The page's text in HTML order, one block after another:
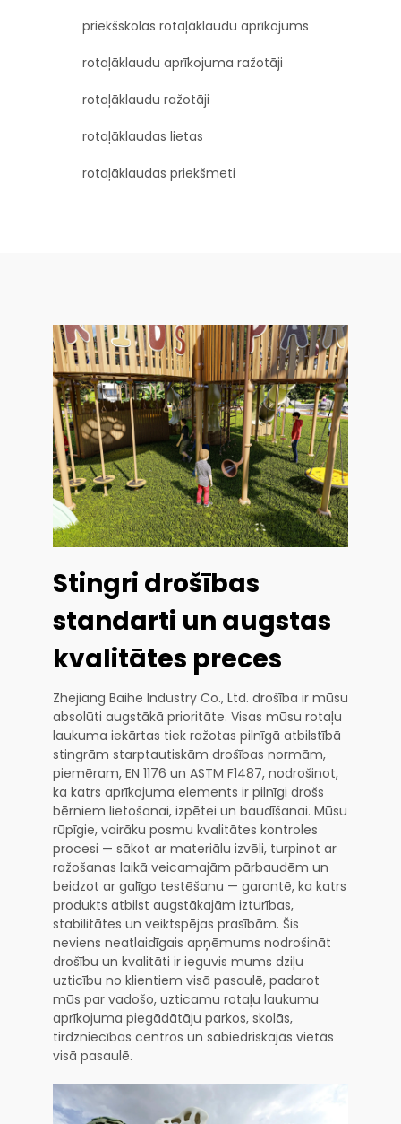
priekšskolas rotaļāklaudu aprīkojums
rotaļāklaudu aprīkojuma ražotāji
rotaļāklaudu ražotāji
rotaļāklaudas lietas
rotaļāklaudas priekšmeti
Stingri drošības
standarti un augstas
kvalitātes preces
Zhejiang Baihe Industry Co., Ltd. drošība ir mūsu
absolūti augstākā prioritāte. Visas mūsu rotaļu
laukuma iekārtas tiek ražotas pilnīgā atbilstībā
stingrām starptautiskām drošības normām,
piemēram, EN 1176 un ASTM F1487, nodrošinot,
ka katrs aprīkojuma elements ir pilnīgi drošs
bērniem lietošanai, izpētei un baudīšanai. Mūsu
rūpīgie, vairāku posmu kvalitātes kontroles
procesi — sākot ar materiālu izvēli, turpinot ar
ražošanas laikā veicamajām pārbaudēm un
beidzot ar galīgo testēšanu — garantē, ka katrs
produkts atbilst augstākajām izturības,
stabilitātes un veiktspējas prasībām. Šis
neviens neatlaidīgais apņēmums nodrošināt
drošību un kvalitāti ir ieguvis mums dziļu
uzticību no klientiem visā pasaulē, padarot
mūs par vadošo, uzticamu rotaļu laukumu
aprīkojuma piegādātāju parkos, skolās,
tirdzniecības centros un sabiedriskajās vietās
visā pasaulē.